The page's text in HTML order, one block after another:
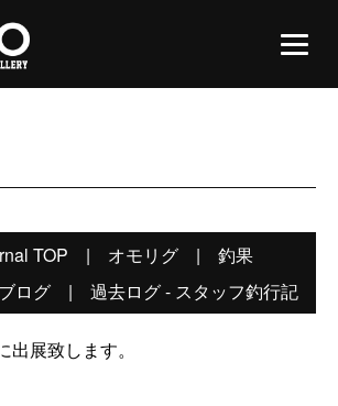
TOP | オモリグ | 釣果
ログ | 過去ログ - スタッフ釣行記
展致します。